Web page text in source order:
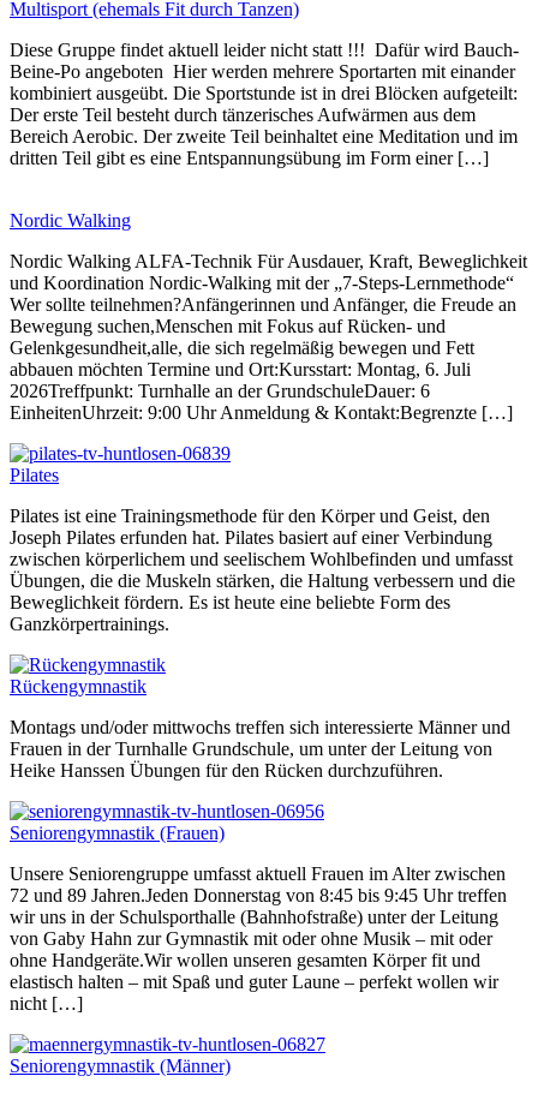
Multisport (ehemals Fit durch Tanzen)
Diese Gruppe findet aktuell leider nicht statt !!! Dafür wird Bauch-
Beine-Po angeboten Hier werden mehrere Sportarten mit einander
kombiniert ausgeübt. Die Sportstunde ist in drei Blöcken aufgeteilt:
Der erste Teil besteht durch tänzerisches Aufwärmen aus dem
Bereich Aerobic. Der zweite Teil beinhaltet eine Meditation und im
dritten Teil gibt es eine Entspannungsübung im Form einer […]
Nordic Walking
Nordic Walking ALFA-Technik Für Ausdauer, Kraft, Beweglichkeit
und Koordination Nordic-Walking mit der „7-Steps-Lernmethode“
Wer sollte teilnehmen?Anfängerinnen und Anfänger, die Freude an
Bewegung suchen,Menschen mit Fokus auf Rücken- und
Gelenkgesundheit,alle, die sich regelmäßig bewegen und Fett
abbauen möchten Termine und Ort:Kursstart: Montag, 6. Juli
2026Treffpunkt: Turnhalle an der GrundschuleDauer: 6
EinheitenUhrzeit: 9:00 Uhr Anmeldung & Kontakt:Begrenzte […]
Pilates
Pilates ist eine Trainingsmethode für den Körper und Geist, den
Joseph Pilates erfunden hat. Pilates basiert auf einer Verbindung
zwischen körperlichem und seelischem Wohlbefinden und umfasst
Übungen, die die Muskeln stärken, die Haltung verbessern und die
Beweglichkeit fördern. Es ist heute eine beliebte Form des
Ganzkörpertrainings.
Rückengymnastik
Montags und/oder mittwochs treffen sich interessierte Männer und
Frauen in der Turnhalle Grundschule, um unter der Leitung von
Heike Hanssen Übungen für den Rücken durchzuführen.
Seniorengymnastik (Frauen)
Unsere Seniorengruppe umfasst aktuell Frauen im Alter zwischen
72 und 89 Jahren.Jeden Donnerstag von 8:45 bis 9:45 Uhr treffen
wir uns in der Schulsporthalle (Bahnhofstraße) unter der Leitung
von Gaby Hahn zur Gymnastik mit oder ohne Musik – mit oder
ohne Handgeräte.Wir wollen unseren gesamten Körper fit und
elastisch halten – mit Spaß und guter Laune – perfekt wollen wir
nicht […]
Seniorengymnastik (Männer)